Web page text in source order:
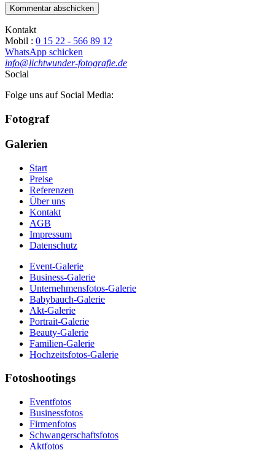
Kontakt
Mobil : 0 15 22 - 566 89 12
WhatsApp schicken
info@lichtwunder-fotografie.de
Social
Folge uns auf Social Media:
Fotograf
Galerien
Start
Preise
Referenzen
Über uns
Kontakt
AGB
Impressum
Datenschutz
Event-Galerie
Business-Galerie
Unternehmensfotos-Galerie
Babybauch-Galerie
Akt-Galerie
Portrait-Galerie
Beauty-Galerie
Familien-Galerie
Hochzeitsfotos-Galerie
Fotoshootings
Eventfotos
Businessfotos
Firmenfotos
Schwangerschaftsfotos
Aktfotos